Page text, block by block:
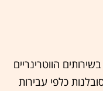
הווטרינריים
כלפי עבירות